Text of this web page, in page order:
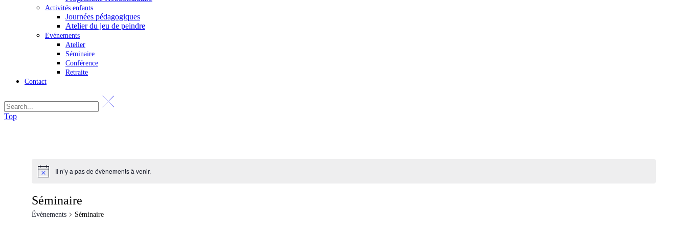
Activités enfants
Journées pédagogiques
Atelier du jeu de peindre
Evénements
Atelier
Séminaire
Conférence
Retraite
Contact
Top
Il n’y a pas de évènements à venir.
Séminaire
Évènements Séminaire